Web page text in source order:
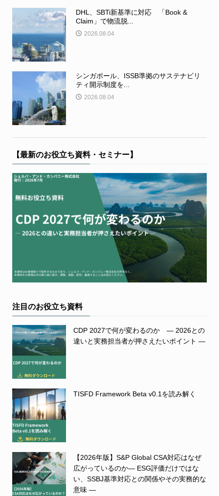
DHL、SBTi新基準に対応 「Book &
Claim」で物流脱...
2026.08.04
シンガポール、ISSB準拠のサステナビリ
ティ開示制度を...
2026.08.04
【最新のお役立ち資料・セミナー】
注目のお役立ち資料
CDP 2027で何が変わるのか ― 2026との
違いと実務担当者が押さえたいポイント ―
TISFD Framework Beta v0.1を読み解く
【2026年版】S&P Global CSA対応はなぜ
広がっているのか― ESG評価だけではな
い、SSBJ基準対応との関係やその実務的な
意味 ―